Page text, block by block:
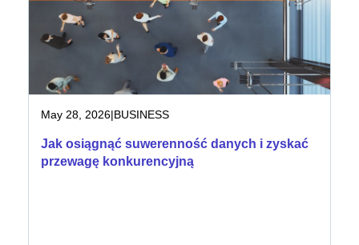
May 28, 2026|BUSINESS
Jak osiągnąć suwerenność danych i zyskać
przewagę konkurencyjną